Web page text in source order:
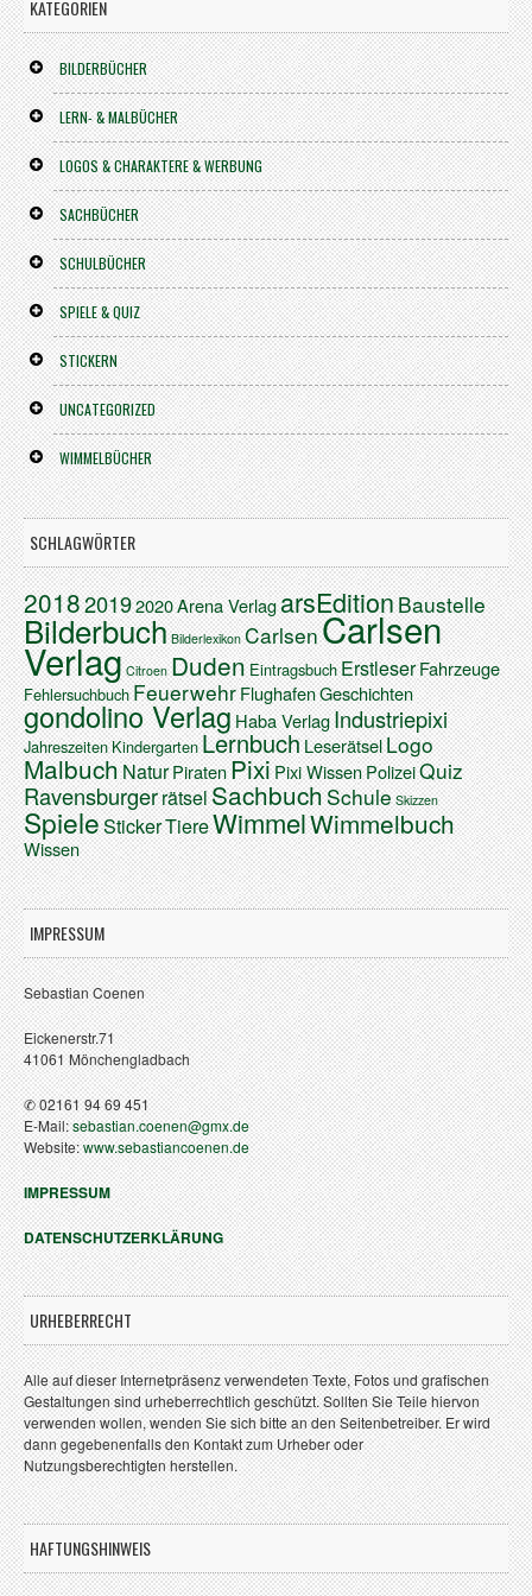
KATEGORIEN
BILDERBÜCHER
LERN- & MALBÜCHER
LOGOS & CHARAKTERE & WERBUNG
SACHBÜCHER
SCHULBÜCHER
SPIELE & QUIZ
STICKERN
UNCATEGORIZED
WIMMELBÜCHER
SCHLAGWÖRTER
201820192020Arena VerlagarsEditionBaustelle
Bilderbuch Bilderlexikon CarlsenCarlsen
Verlag Citroen DudenEintragsbuchErstleserFahrzeuge
FehlersuchbuchFeuerwehrFlughafenGeschichten
gondolino VerlagHaba VerlagIndustriepixi
JahreszeitenKindergartenLernbuchLeserätselLogo
MalbuchNaturPiratenPixiPixi WissenPolizeiQuiz
RavensburgerrätselSachbuchSchule Skizzen
SpieleStickerTiereWimmelWimmelbuch
Wissen
IMPRESSUM
Sebastian Coenen
Eickenerstr.71
41061 Mönchengladbach
✆ 02161 94 69 451
E-Mail:sebastian.coenen@gmx.de
Website:www.sebastiancoenen.de
IMPRESSUM
DATENSCHUTZERKLÄRUNG
URHEBERRECHT
Alle auf dieser Internetpräsenz verwendeten Texte, Fotos und grafischen
Gestaltungen sind urheberrechtlich geschützt. Sollten Sie Teile hiervon
verwenden wollen, wenden Sie sich bitte an den Seitenbetreiber. Er wird
dann gegebenenfalls den Kontakt zum Urheber oder
Nutzungsberechtigten herstellen.
HAFTUNGSHINWEIS